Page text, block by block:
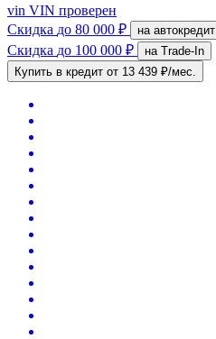
vin VIN проверен
Скидка до 80 000 ₽ на автокредит
Скидка до 100 000 ₽
на Trade-In
Купить в кредит от 13 439 ₽/мес.